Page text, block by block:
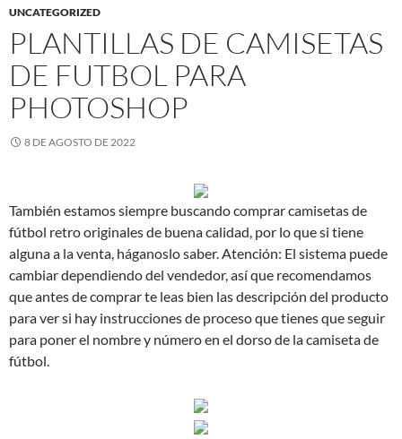
UNCATEGORIZED
PLANTILLAS DE CAMISETAS
DE FUTBOL PARA
PHOTOSHOP
8 DE AGOSTO DE 2022
También estamos siempre buscando comprar camisetas de
fútbol retro originales de buena calidad, por lo que si tiene
alguna a la venta, háganoslo saber. Atención: El sistema puede
cambiar dependiendo del vendedor, así que recomendamos
que antes de comprar te leas bien las descripción del producto
para ver si hay instrucciones de proceso que tienes que seguir
para poner el nombre y número en el dorso de la camiseta de
fútbol.